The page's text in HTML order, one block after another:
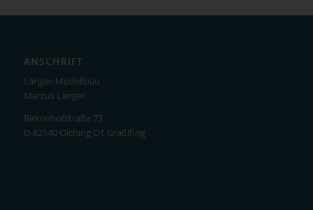
ANSCHRIFT
Langer-Modellbau
Marcus Langer
Birkenhofstraße 73
D-82140 Olching OT Graßlfing